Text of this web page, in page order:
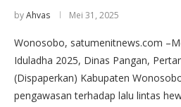
byAhvas Mei 31, 2025
Wonosobo, satumenitnews.com
Iduladha 2025, Dinas Pangan,
(Dispaperkan) Kabupaten
pengawasan terhadap lalu lintas